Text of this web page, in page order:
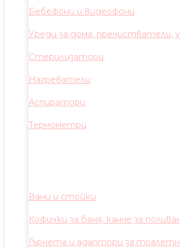
Бебефони и видеофони
Уреди за дома, пречистватели,
Стерилизатори
Нагреватели
Аспиратори
Термометри
Вани и стойки
Кофички за баня, канче за
Гърнета и адаптори за